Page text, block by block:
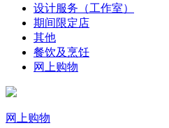
设计服务（工作室）
期间限定店
其他
餐饮及烹饪
网上购物
网上购物